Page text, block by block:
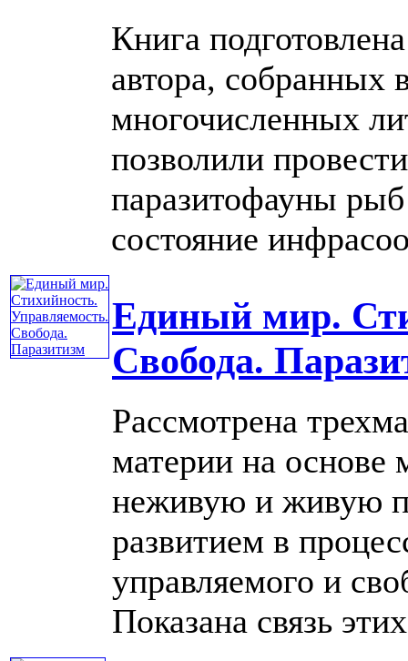
Книга
автора, собранных
многочисленных
позволили
паразитофауны
состояние
Единый мир.
Свобода.
Рассмотрена
материи на
неживую и живую
развитием в
управляемого и
Показана связь